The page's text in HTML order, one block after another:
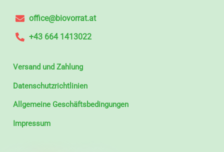
office@biovorrat.at
+43 664 1413022
Versand und Zahlung
Datenschutzrichtlinien
Allgemeine Geschäftsbedingungen
Impressum